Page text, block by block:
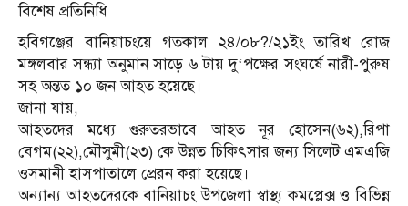
বিশেষ প্রতিনিধি
হবিগঞ্জের বানিয়াচংয়ে গতকাল ২৪/০৮?/২১ইং তারিখ রোজ
মঙ্গলবার সন্ধ্যা অনুমান সাড়ে ৬ টায় দু‘পক্ষের সংঘর্ষে নারী-পুরুষ
সহ অন্তত ১০ জন আহত হয়েছে।
জানা যায়,
আহতদের মধ্যে গুরুতরভাবে আহত নূর হোসেন(৬২),রিপা
বেগম(২২),মৌসুমী(২৩) কে উন্নত চিকিৎসার জন্য সিলেট এমএজি
ওসমানী হাসপাতালে প্রেরন করা হয়েছে।
অন্যান্য আহতদেরকে বানিয়াচং উপজেলা স্বাস্থ্য কমপ্লেক্স ও বিভিন্ন